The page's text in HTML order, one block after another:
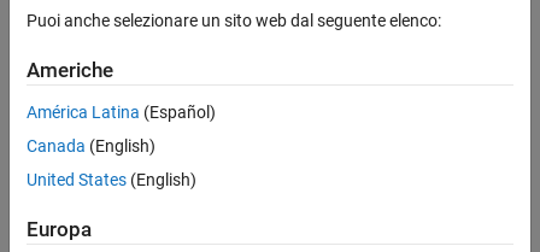
Related Resources
Feedback
UP NEXT
Puoi anche selezionare un sito web dal seguente elenco:
Americhe
América Latina (Español)
Canada (English)
United States (English)
Europa